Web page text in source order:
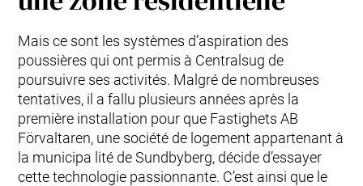
Mais ce sont les systèmes d’aspiration des
poussières qui ont permis à Centralsug de
poursuivre ses activités. Malgré de nombreuses
tentatives, il a fallu plusieurs années après la
première installation pour que Fastighets AB
Förvaltaren, une société de logement appartenant à
la municipa lité de Sundbyberg, décide d’essayer
cette technologie passionnante. C’est ainsi que le